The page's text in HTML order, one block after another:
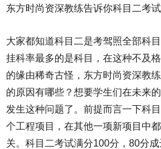
东方时尚资深教练告诉你科目二考
大家都知道科目二是考驾照全部科
挂科率最多的是科目，在这种不及
的缘由稀奇古怪， 东方时尚资深教
的原因有哪些？ 想要学生们在未来
发生这种问题了。前提而言一下科
个工程项目，在其他一项新项目中
关。科目二考试满分100分，80分